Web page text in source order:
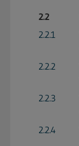
2.2
2.2.1
2.2.2
2.2.3
2.2.4